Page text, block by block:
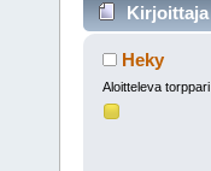
Kirjoittaja
Heky
Aloitteleva torppari